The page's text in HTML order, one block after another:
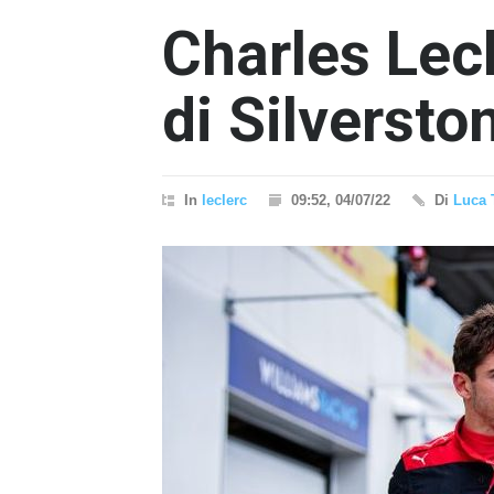
Charles
di
In leclerc 09:52, 04/07/22 Di Luca